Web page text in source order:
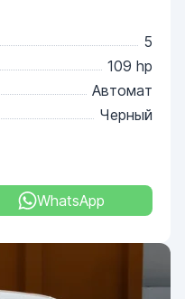
5
109 hp
Автомат
Черный
WhatsApp